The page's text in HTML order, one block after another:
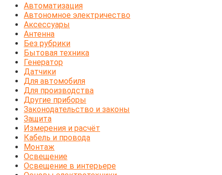
Автоматизация
Автономное электричество
Аксессуары
Антенна
Без рубрики
Бытовая техника
Генератор
Датчики
Для автомобиля
Для производства
Другие приборы
Законодательство и законы
Защита
Измерения и расчёт
Кабель и провода
Монтаж
Освещение
Освещение в интерьере